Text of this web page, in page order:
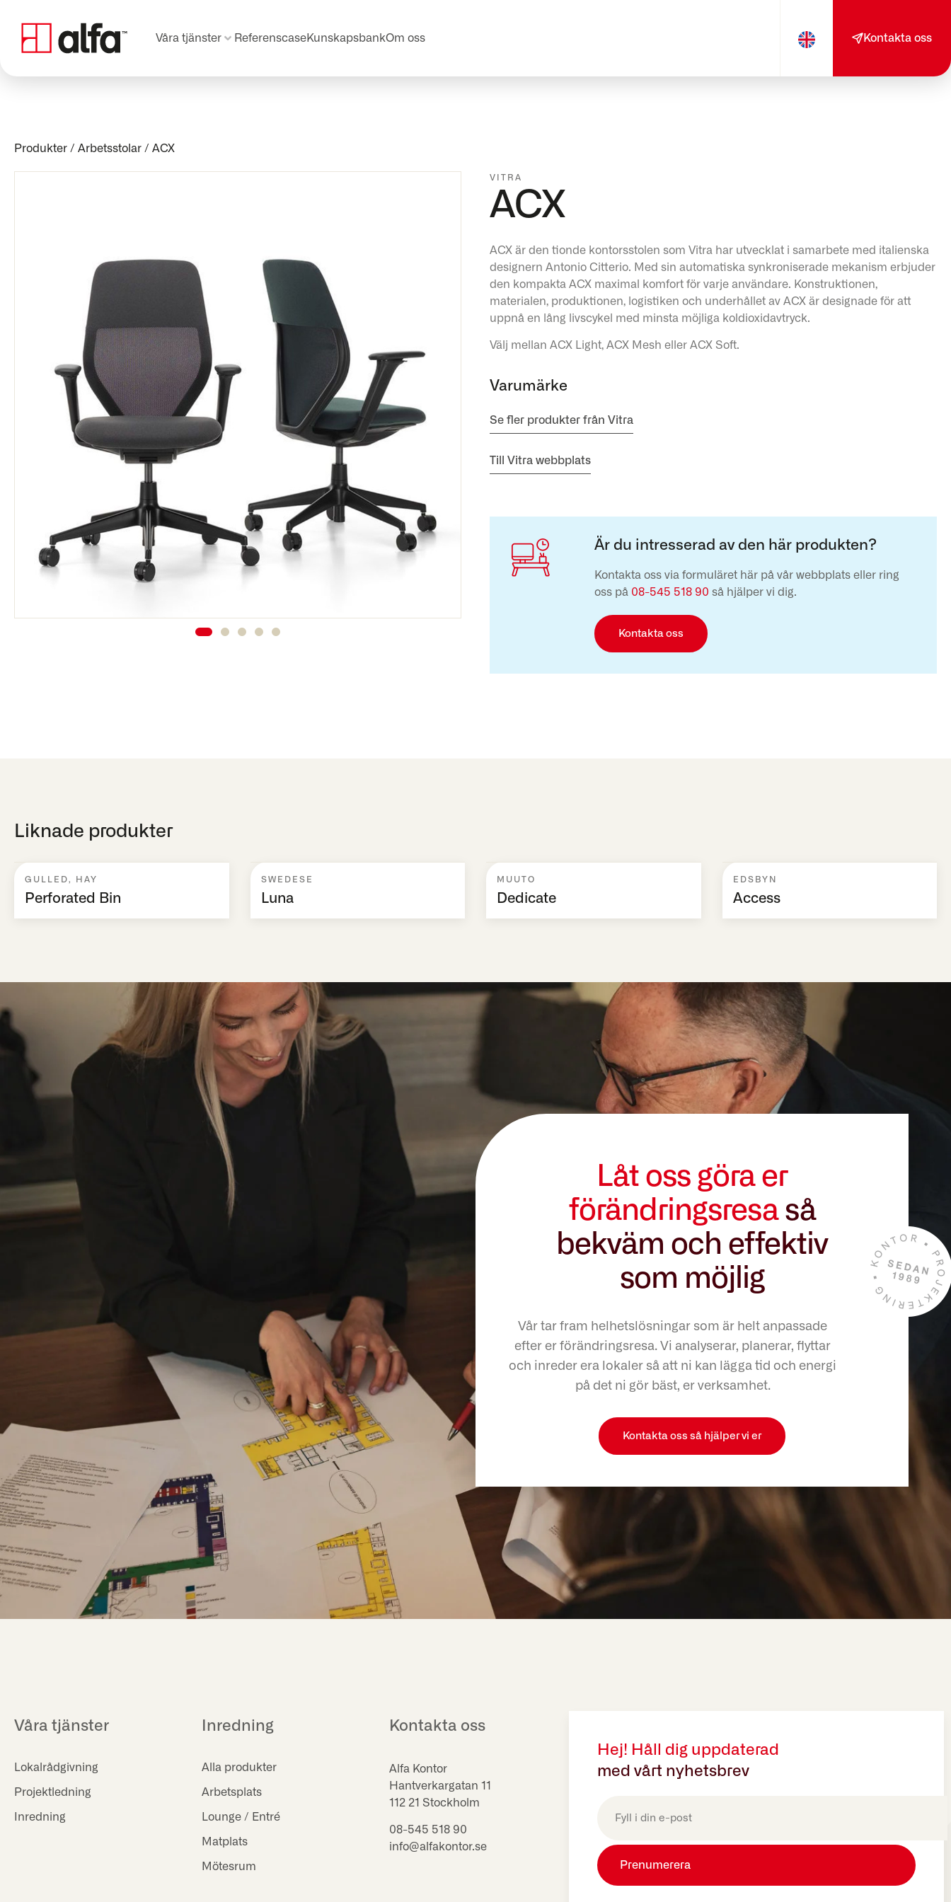
Våra tjänster ReferenscaseKunskapsbankOm oss Kontakta oss
Produkter / Arbetsstolar / ACX
VITRA
ACX
ACX är den tionde kontorsstolen som Vitra har utvecklat i samarbete med italienska
designern Antonio Citterio. Med sin automatiska synkroniserade mekanism erbjuder
den kompakta ACX maximal komfort för varje användare. Konstruktionen,
materialen, produktionen, logistiken och underhållet av ACX är designade för att
uppnå en lång livscykel med minsta möjliga koldioxidavtryck.
Välj mellan ACX Light, ACX Mesh eller ACX Soft.
Varumärke
Se fler produkter från Vitra
Till Vitra webbplats
Är du intresserad av den här produkten?
Kontakta oss via formuläret här på vår webbplats eller ring
oss på 08-545 518 90 så hjälper vi dig.
Kontakta oss
Liknade produkter
GULLED, HAY
Perforated Bin
SWEDESE
Luna
MUUTO
Dedicate
EDSBYN
Access
Låt oss göra er
förändringsresa så
bekväm och effektiv
som möjlig
Vår tar fram helhetslösningar som är helt anpassade
efter er förändringsresa. Vi analyserar, planerar, flyttar
och inreder era lokaler så att ni kan lägga tid och energi
på det ni gör bäst, er verksamhet.
Kontakta oss så hjälper vi er
Våra tjänster
Lokalrådgivning
Projektledning
Inredning
Inredning
Alla produkter
Arbetsplats
Lounge / Entré
Matplats
Mötesrum
Kontakta oss
Alfa Kontor
Hantverkargatan 11
112 21 Stockholm
08-545 518 90
info@alfakontor.se
Hej! Håll dig uppdaterad
med vårt nyhetsbrev
post
(Obligatoriskt)